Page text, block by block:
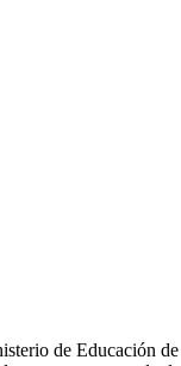
de Educación